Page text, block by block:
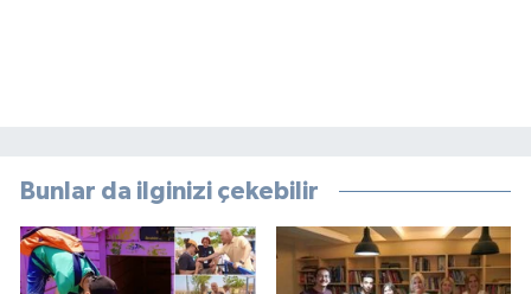
Bunlar da ilginizi çekebilir